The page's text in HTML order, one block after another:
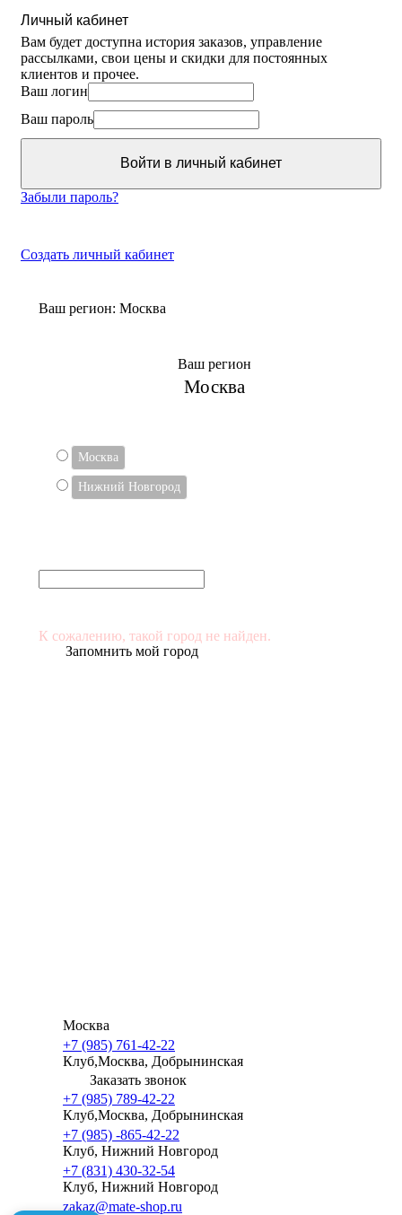
Личный кабинет
Вам будет доступна история заказов, управление
рассылками, свои цены и скидки для постоянных
клиентов и прочее.
Ваш логин
Ваш пароль
Войти в личный кабинет
Забыли пароль?
Создать личный кабинет
Ваш регион: Москва
Ваш регион
Москва
Москва
Нижний Новгород
К сожалению, такой город не найден.
Запомнить мой город
Москва
+7 (985) 761-42-22
Клуб,Москва, Добрынинская
Заказать звонок
+7 (985) 789-42-22
Клуб,Москва, Добрынинская
+7 (985) -865-42-22
Клуб, Нижний Новгород
+7 (831) 430-32-54
Клуб, Нижний Новгород
zakaz@mate-shop.ru